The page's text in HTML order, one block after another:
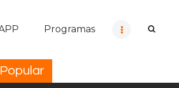
Programas
Popular